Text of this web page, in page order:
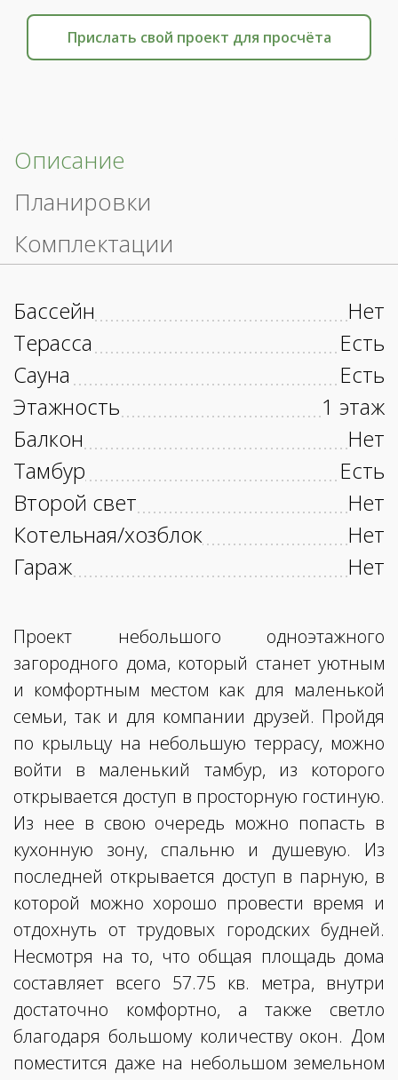
Прислать свой проект для просчёта
Описание
Планировки
Комплектации
Бассейн
Нет
Терасса
Есть
Сауна
Есть
Этажность
1 этаж
Балкон
Нет
Тамбур
Есть
Второй свет
Нет
Котельная/хозблок
Нет
Гараж
Нет
Проект небольшого одноэтажного
загородного дома, который станет уютным
и комфортным местом как для маленькой
семьи, так и для компании друзей. Пройдя
по крыльцу на небольшую террасу, можно
войти в маленький тамбур, из которого
открывается доступ в просторную гостиную.
Из нее в свою очередь можно попасть в
кухонную зону, спальню и душевую. Из
последней открывается доступ в парную, в
которой можно хорошо провести время и
отдохнуть от трудовых городских будней.
Несмотря на то, что общая площадь дома
составляет всего 57.75 кв. метра, внутри
достаточно комфортно, а также светло
благодаря большому количеству окон. Дом
поместится даже на небольшом земельном